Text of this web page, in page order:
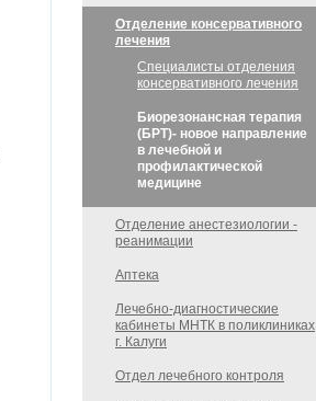
Отделение консервативного
лечения
Специалисты отделения
консервативного лечения
Биорезонансная терапия
(БРТ)- новое направление
в лечебной и
профилактической
медицине
Отделение анестезиологии -
реанимации
Аптека
Лечебно-диагностические
кабинеты МНТК в поликлиниках
г. Калуги
Отдел лечебного контроля